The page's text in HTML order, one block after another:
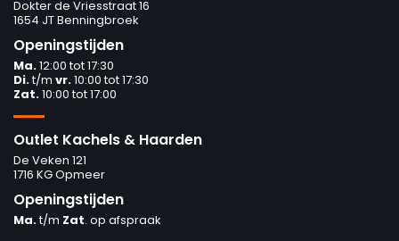
Dokter de Vriesstraat 16
1654 JT Benningbroek
Openingstijden
Ma.12:00 tot 17:30
Di.t/m vr.10:00 tot 17:30
Zat.10:00 tot 17:00
Outlet Kachels & Haarden
De Veken 121
1716 KG Opmeer
Openingstijden
Ma.t/m Zat. op afspraak